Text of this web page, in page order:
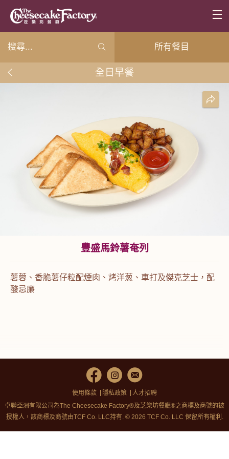
所有餐目
全日早餐
豐盛馬鈴薯奄列
薯蓉、香脆薯仔粒配煙肉、烤洋葱、車打及傑克芝士，配
酸忌廉
使用條款 隱私政策
人才招聘
卓聯亞洲有限公司為The Cheesecake Factory®及芝樂坊餐廳®之商標及商號的被
授權人，該商標及商號由TCF Co. LLC持有. © 2026 TCF Co. LLC 保留所有權利.